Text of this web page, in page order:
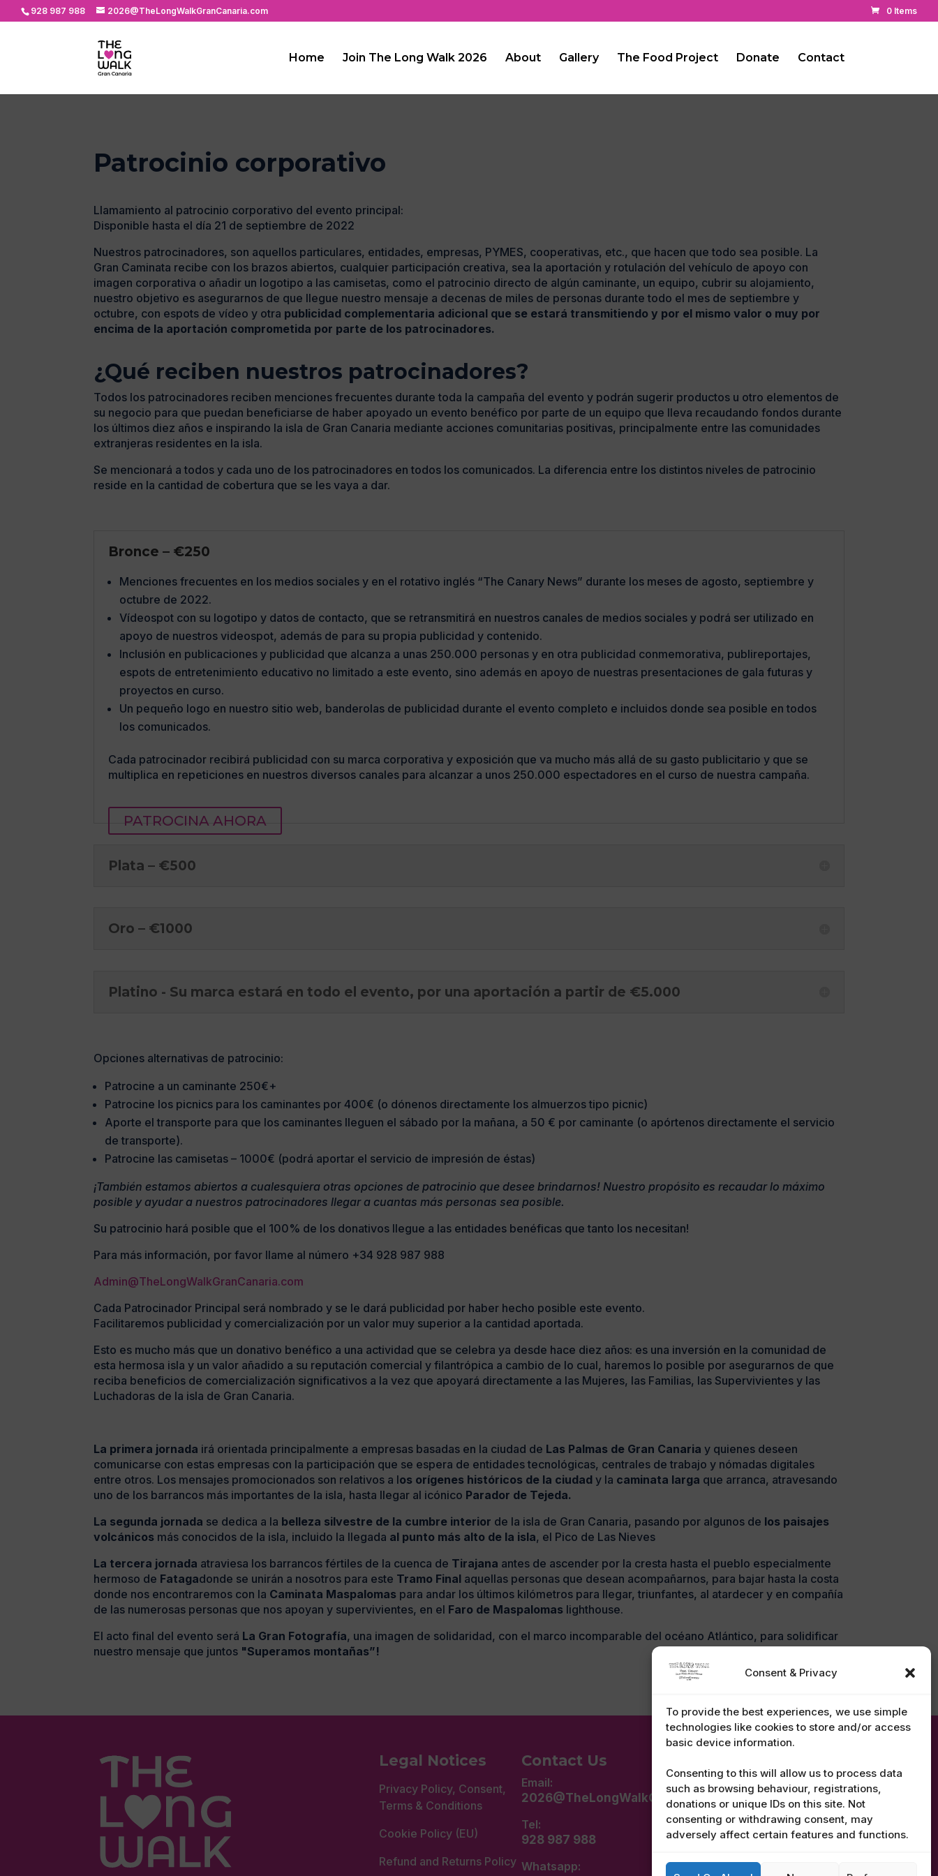
Consent & Privacy
To provide the best experiences, we use simple
technologies like cookies to store and/or access
basic device information.
Consenting to this will allow us to process data
such as browsing behaviour, registrations,
donations or unique IDs on this site. Not
consenting or withdrawing consent, may
adversely affect certain features and functions.
928 987 988 2026@TheLongWalkGranCanaria.com 0 Items
Home Join The Long Walk 2026 About Gallery The Food Project Donate Contact
Patrocinio corporativo
Llamamiento al patrocinio corporativo del evento principal:
Disponible hasta el día 21 de septiembre de 2022
Nuestros patrocinadores, son aquellos particulares, entidades, empresas, PYMES, cooperativas, etc., que hacen que todo sea posible. La
Gran Caminata recibe con los brazos abiertos, cualquier participación creativa, sea la aportación y rotulación del vehículo de apoyo con
imagen corporativa o añadir un logotipo a las camisetas, como el patrocinio directo de algún caminante, un equipo, cubrir su alojamiento,
nuestro objetivo es asegurarnos de que llegue nuestro mensaje a decenas de miles de personas durante todo el mes de septiembre y
octubre, con espots de vídeo y otra publicidad complementaria adicional que se estará transmitiendo y por el mismo valor o muy por
encima de la aportación comprometida por parte de los patrocinadores.
¿Qué reciben nuestros patrocinadores?
Todos los patrocinadores reciben menciones frecuentes durante toda la campaña del evento y podrán sugerir productos u otro elementos de
su negocio para que puedan beneficiarse de haber apoyado un evento benéfico por parte de un equipo que lleva recaudando fondos durante
los últimos diez años e inspirando la isla de Gran Canaria mediante acciones comunitarias positivas, principalmente entre las comunidades
extranjeras residentes en la isla.
Se mencionará a todos y cada uno de los patrocinadores en todos los comunicados. La diferencia entre los distintos niveles de patrocinio
reside en la cantidad de cobertura que se les vaya a dar.
Bronce – €250
Menciones frecuentes en los medios sociales y en el rotativo inglés “The Canary News” durante los meses de agosto, septiembre y
octubre de 2022.
Vídeospot con su logotipo y datos de contacto, que se retransmitirá en nuestros canales de medios sociales y podrá ser utilizado en
apoyo de nuestros videospot, además de para su propia publicidad y contenido.
Inclusión en publicaciones y publicidad que alcanza a unas 250.000 personas y en otra publicidad conmemorativa, publireportajes,
espots de entretenimiento educativo no limitado a este evento, sino además en apoyo de nuestras presentaciones de gala futuras y
proyectos en curso.
Un pequeño logo en nuestro sitio web, banderolas de publicidad durante el evento completo e incluidos donde sea posible en todos
los comunicados.
Cada patrocinador recibirá publicidad con su marca corporativa y exposición que va mucho más allá de su gasto publicitario y que se
multiplica en repeticiones en nuestros diversos canales para alcanzar a unos 250.000 espectadores en el curso de nuestra campaña.
PATROCINA AHORA
Plata – €500
Oro – €1000
Platino - Su marca estará en todo el evento, por una aportación a partir de €5.000
Opciones alternativas de patrocinio:
Patrocine a un caminante 250€+
Patrocine los picnics para los caminantes por 400€ (o dónenos directamente los almuerzos tipo picnic)
Aporte el transporte para que los caminantes lleguen el sábado por la mañana, a 50 € por caminante (o apórtenos directamente el servicio
de transporte).
Patrocine las camisetas – 1000€ (podrá aportar el servicio de impresión de éstas)
¡También estamos abiertos a cualesquiera otras opciones de patrocinio que desee brindarnos! Nuestro propósito es recaudar lo máximo
posible y ayudar a nuestros patrocinadores llegar a cuantas más personas sea posible.
Su patrocinio hará posible que el 100% de los donativos llegue a las entidades benéficas que tanto los necesitan!
Para más información, por favor llame al número +34 928 987 988
Admin@TheLongWalkGranCanaria.com
Cada Patrocinador Principal será nombrado y se le dará publicidad por haber hecho posible este evento.
Facilitaremos publicidad y comercialización por un valor muy superior a la cantidad aportada.
Esto es mucho más que un donativo benéfico a una actividad que se celebra ya desde hace diez años: es una inversión en la comunidad de
esta hermosa isla y un valor añadido a su reputación comercial y filantrópica a cambio de lo cual, haremos lo posible por asegurarnos de que
reciba beneficios de comercialización significativos a la vez que apoyará directamente a las Mujeres, las Familias, las Supervivientes y las
Luchadoras de la isla de Gran Canaria.
La primera jornada irá orientada principalmente a empresas basadas en la ciudad de Las Palmas de Gran Canaria y quienes deseen
comunicarse con estas empresas con la participación que se espera de entidades tecnológicas, centrales de trabajo y nómadas digitales
entre otros. Los mensajes promocionados son relativos a los orígenes históricos de la ciudad y la caminata larga que arranca, atravesando
uno de los barrancos más importantes de la isla, hasta llegar al icónico Parador de Tejeda.
La segunda jornada se dedica a la belleza silvestre de la cumbre interior de la isla de Gran Canaria, pasando por algunos de los paisajes
volcánicos más conocidos de la isla, incluido la llegada al punto más alto de la isla, el Pico de Las Nieves
La tercera jornada atraviesa los barrancos fértiles de la cuenca de Tirajana antes de ascender por la cresta hasta el pueblo especialmente
hermoso de Fatagadonde se unirán a nosotros para este Tramo Final aquellas personas que desean acompañarnos, para bajar hasta la costa
donde nos encontraremos con la Caminata Maspalomas para andar los últimos kilómetros para llegar, triunfantes, al atardecer y en compañía
de las numerosas personas que nos apoyan y supervivientes, en el Faro de Maspalomas lighthouse.
El acto final del evento será La Gran Fotografía, una imagen de solidaridad, con el marco incomparable del océano Atlántico, para solidificar
nuestro mensaje que juntos "Superamos montañas”!
Legal Notices
Privacy Policy, Consent,
Terms & Conditions
Cookie Policy (EU)
Refund and Returns Policy
Contact Us
Email:
2026@TheLongWalkGranCanaria.com
Tel:
928 987 988
Whatsapp: